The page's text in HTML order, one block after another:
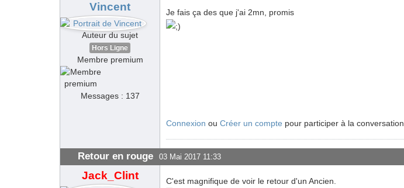
Vincent
Auteur du sujet
Hors Ligne
Membre premium
Messages : 137
Je fais ça des que j'ai 2mn, promis
Connexion ou Créer un compte pour participer à la conversation.
Retour en rouge 03 Mai 2017 11:33
Jack_Clint C'est magnifique de voir le retour d'un Ancien.